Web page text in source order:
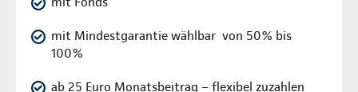
mit Mindestgarantie wählbar von 50% bis
100%
ab 25 Euro Monatsbeitrag – flexibel zuzahlen